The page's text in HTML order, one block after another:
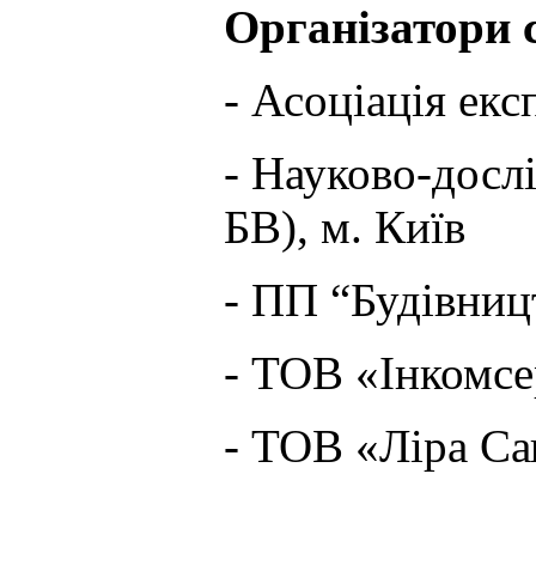
Організатори
- Асоціація
- Науково-
БВ), м. Київ
- ПП
- ТОВ
- ТОВ «Ліра